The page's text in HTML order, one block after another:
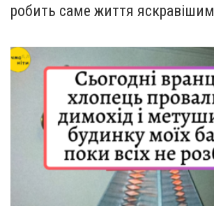
робить саме життя яскравішим